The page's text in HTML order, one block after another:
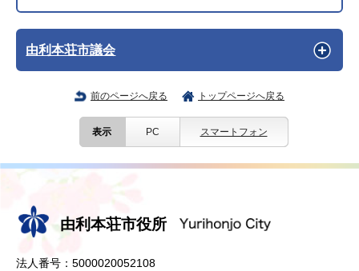
由利本荘市議会
前のページへ戻る トップページへ戻る
表示 PC スマートフォン
由利本荘市役所
法人番号：5000020052108